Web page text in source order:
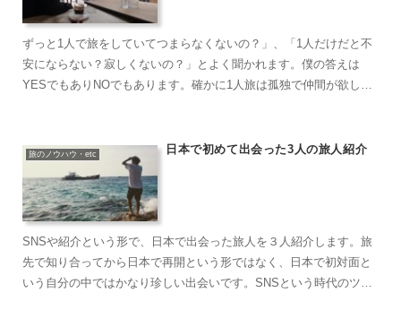
ずっと1人で旅をしていてつまらなくないの？」、「1人だけだと不
安にならない？寂しくないの？」とよく聞かれます。僕の答えは
YESでもありNOでもあります。確かに1人旅は孤独で仲間が欲しい
にずっと……
旅のノウハウ・etc 日本で初めて出会った3人の旅人紹介
SNSや紹介という形で、日本で出会った旅人を３人紹介します。旅
先で知り合ってから日本で再開という形ではなく、日本で初対面と
いう自分の中ではかなり珍しい出会いです。SNSという時代のツー